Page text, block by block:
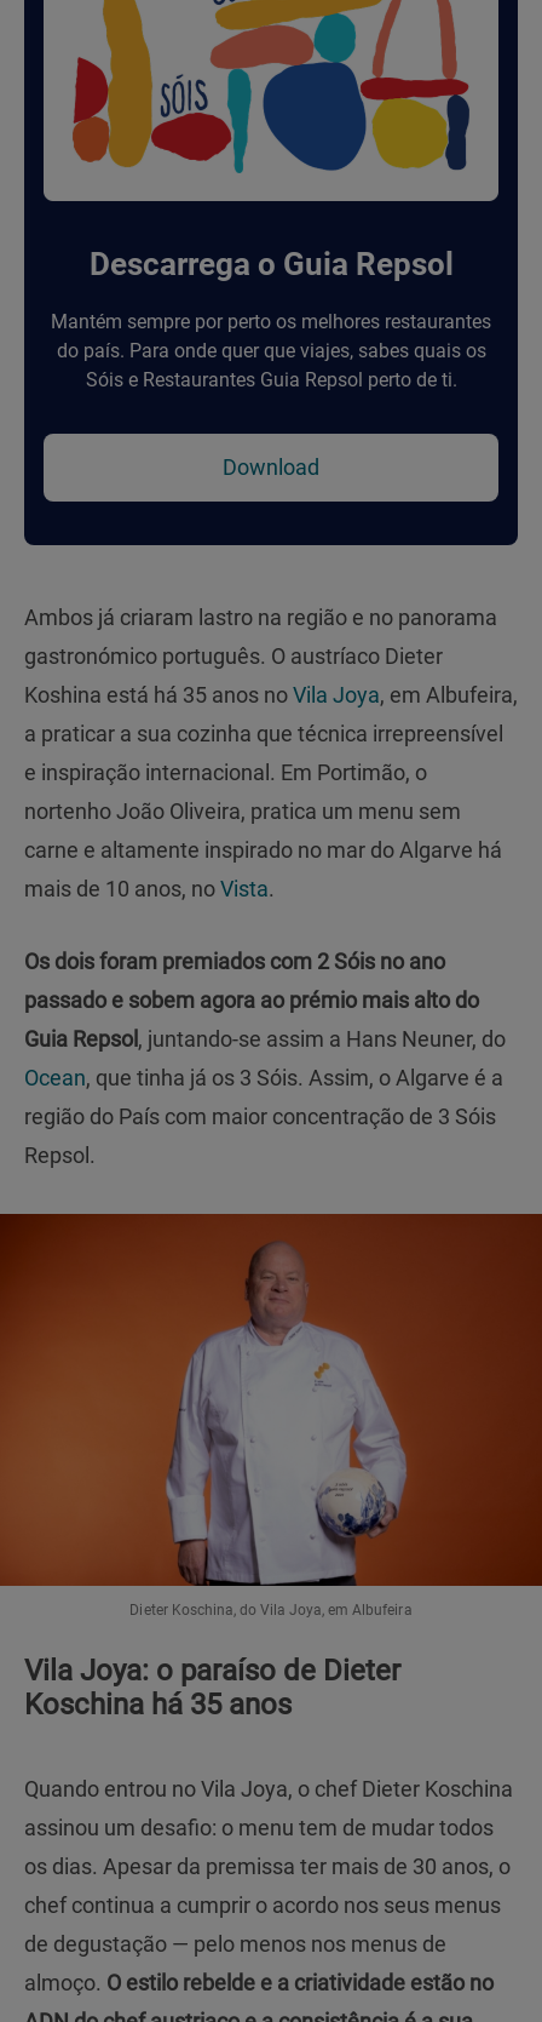
Descarrega o Guia Repsol
Mantém sempre por perto os melhores restaurantes
do país. Para onde quer que viajes, sabes quais os
Sóis e Restaurantes Guia Repsol perto de ti.
Download
Ambos já criaram lastro na região e no panorama
gastronómico português. O austríaco Dieter
Koshina está há 35 anos noVila Joya, em Albufeira,
a praticar a sua cozinha que técnica irrepreensível
e inspiração internacional. Em Portimão, o
nortenho João Oliveira, pratica um menu sem
carne e altamente inspirado no mar do Algarve há
mais de 10 anos, noVista.
Os dois foram premiados com 2 Sóis no ano
passado e sobem agora ao prémio mais alto do
Guia Repsol , juntando-se assim a Hans Neuner, do
Ocean, que tinha já os 3 Sóis. Assim, o Algarve é a
região do País com maior concentração de 3 Sóis
Repsol.
Dieter Koschina, do Vila Joya, em Albufeira
Vila Joya: o paraíso de Dieter
Koschina há 35 anos
Quando entrou no Vila Joya, o chef Dieter Koschina
assinou um desafio: o menu tem de mudar todos
os dias. Apesar da premissa ter mais de 30 anos, o
chef continua a cumprir o acordo nos seus menus
de degustação — pelo menos nos menus de
almoço. O estilo rebelde e a criatividade estão no